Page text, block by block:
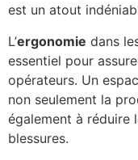
est un atout
L’ergonomie dans
essentiel pour
opérateurs. Un
non seulement la
également à réduire
blessures.